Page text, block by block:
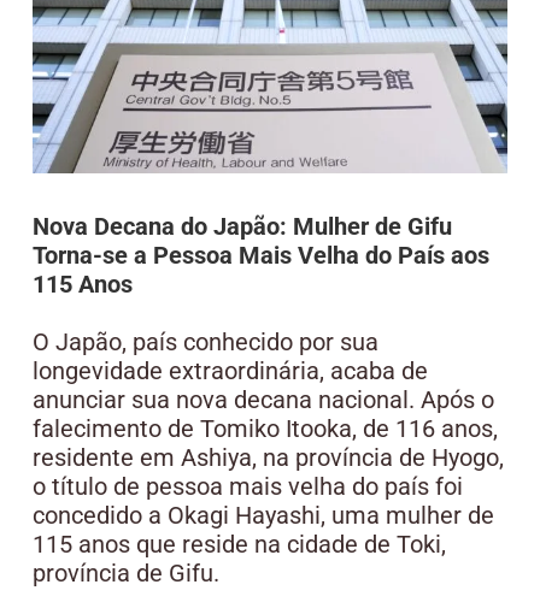
Nova Decana do Japão: Mulher de Gifu
Torna-se a Pessoa Mais Velha do País aos
115 Anos
O Japão, país conhecido por sua
longevidade extraordinária, acaba de
anunciar sua nova decana nacional. Após o
falecimento de Tomiko Itooka, de 116 anos,
residente em Ashiya, na província de Hyogo,
o título de pessoa mais velha do país foi
concedido a Okagi Hayashi, uma mulher de
115 anos que reside na cidade de Toki,
província de Gifu.